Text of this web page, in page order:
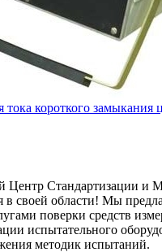
тока короткого замыкания
Центр Стандартизации и
в своей области! Мы
поверки средств
испытательного
методик испытаний.